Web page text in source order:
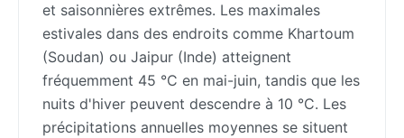
et saisonnières extrêmes. Les maximales
estivales dans des endroits comme Khartoum
(Soudan) ou Jaipur (Inde) atteignent
fréquemment 45 °C en mai-juin, tandis que les
nuits d'hiver peuvent descendre à 10 °C. Les
précipitations annuelles moyennes se situent